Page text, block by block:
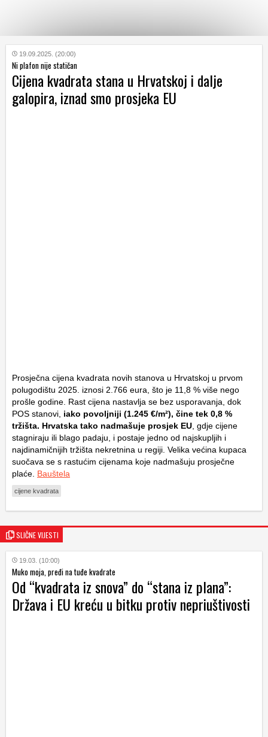
KATEGORIJE
HRVATSKI
WEB
19.09.2025. (20:00)
Ni plafon nije statičan
Cijena kvadrata stana u Hrvatskoj i dalje
galopira, iznad smo prosjeka EU
Prosječna cijena kvadrata novih stanova u Hrvatskoj u prvom
polugodištu 2025. iznosi 2.766 eura, što je 11,8 % više nego
prošle godine. Rast cijena nastavlja se bez usporavanja, dok
POS stanovi, iako povoljniji (1.245 €/m²), čine tek 0,8 %
tržišta. Hrvatska tako nadmašuje prosjek EU, gdje cijene
stagniraju ili blago padaju, i postaje jedno od najskupljih i
najdinamičnijih tržišta nekretnina u regiji. Velika većina kupaca
suočava se s rastućim cijenama koje nadmašuju prosječne
plaće. Bauštela
cijene kvadrata
SLIČNE VIJESTI
19.03. (10:00)
Muko moja, pređi na tuđe kvadrate
Od “kvadrata iz snova” do “stana iz plana”:
Država i EU kreću u bitku protiv nepriuštivosti